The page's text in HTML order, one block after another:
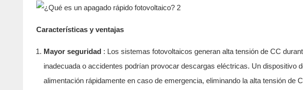
Características y ventajas
Mayor seguridad: Los sistemas fotovoltaicos generan alta tensión de CC
inadecuada o accidentes podrían provocar descargas eléctricas. Un dispositivo
alimentación rápidamente en caso de emergencia, eliminando la alta tensión de